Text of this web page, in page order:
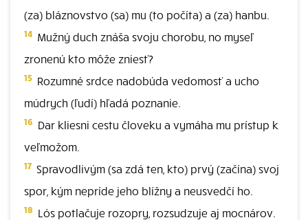
(za) bláznovstvo (sa) mu (to počíta) a (za) hanbu.
14 Mužný duch znáša svoju chorobu, no myseľ
zronenú kto môže zniesť?
15 Rozumné srdce nadobúda vedomosť a ucho
múdrych (ľudí) hľadá poznanie.
16 Dar kliesni cestu človeku a vymáha mu prístup k
veľmožom.
17 Spravodlivým (sa zdá ten, kto) prvý (začína) svoj
spor, kým nepríde jeho blížny a neusvedčí ho.
18 Lós potlačuje rozopry, rozsudzuje aj mocnárov.